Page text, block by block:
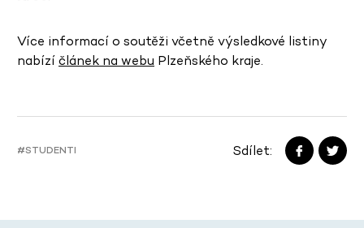
Více informací o soutěži včetně výsledkové listiny
nabízíčlánek na webu Plzeňského kraje.
#STUDENTI Sdílet: